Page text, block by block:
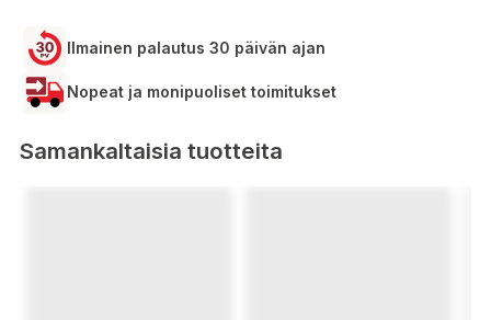
Ilmainen palautus 30 päivän ajan
Nopeat ja monipuoliset toimitukset
Samankaltaisia tuotteita